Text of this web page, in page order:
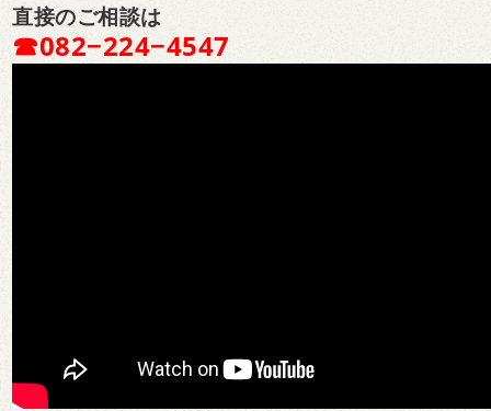
直接のご相談は
☎︎082−224−4547